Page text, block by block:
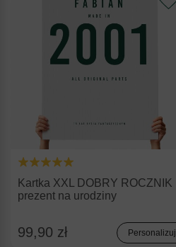
Kartka XXL DOBRY ROCZNIK
prezent na urodziny
99,90 zł Personalizuj